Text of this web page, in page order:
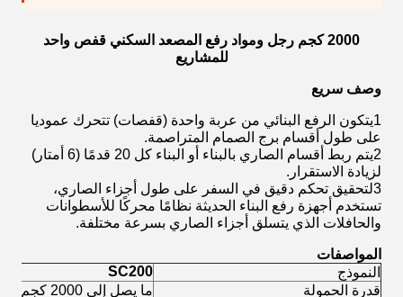
2000 كجم رجل ومواد رفع المصعد السكني قفص واحد
للمشاريع
وصف سريع
1يتكون الرفع البنائي من عربة واحدة (قفصات) تتحرك عموديا
على طول أقسام برج الصمام المتراصمة.
2يتم ربط أقسام الصاري بالبناء أو البناء كل 20 قدمًا (6 أمتار)
لزيادة الاستقرار.
3لتحقيق تحكم دقيق في السفر على طول أجزاء الصاري،
تستخدم أجهزة رفع البناء الحديثة نظامًا محركًا للأسطوانات
والحافلات الذي يتسلق أجزاء الصاري بسرعة مختلفة.
المواصفات
النموذج
SC200
قدرة الحمولة
ما يصل إلى 2000 كجم